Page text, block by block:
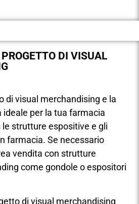
DI VISUAL
di visual merchandising e la
per la tua farmacia
strutture espositive e gli
farmacia. Se necessario
vendita con strutture
come gondole o espositori
di visual merchandising